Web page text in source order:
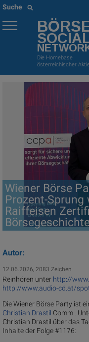
Suche
Die Homebase
österreichischer
Wiener Börse
Prozent-Sprung
Raiffeisen
Autor:
12.06.2026, 2083 Zeichen
Reinhören unter http://
http://www.audio-cd.at/
Die Wiener Börse Party ist
Christian Drastil Comm..
Christian Drastil über das
Inhalte der Folge #1176: